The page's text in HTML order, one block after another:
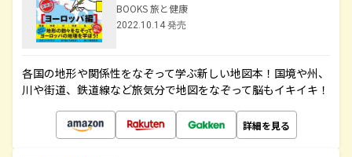
BOOKS 旅と健康
2022.10.14 発売
各国の地形や関係性をなぞって学ぶ新しい地図本！国境や州、
川や街道、鉄道線など旅気分で地図をなぞって脳もイキイキ！
詳細を見る